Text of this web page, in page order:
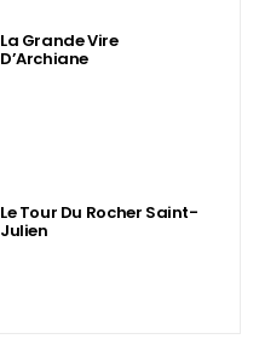
La Grande Vire
D’Archiane
Le Tour Du Rocher Saint-
Julien